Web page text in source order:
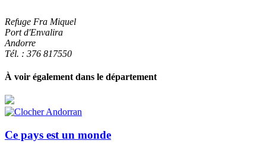
Refuge Fra Miquel
Port d'Envalira
Andorre
Tél. : 376 817550
À voir également dans le département
Ce pays est un monde